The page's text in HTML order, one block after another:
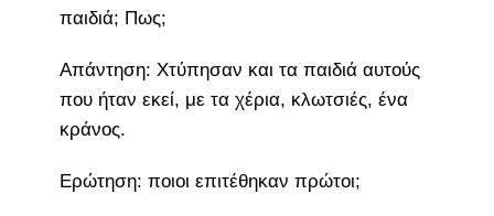
παιδιά; Πως;
Απάντηση: Χτύπησαν και τα παιδιά αυτούς
που ήταν εκεί, με τα χέρια, κλωτσιές, ένα
κράνος.
Ερώτηση: ποιοι επιτέθηκαν πρώτοι;